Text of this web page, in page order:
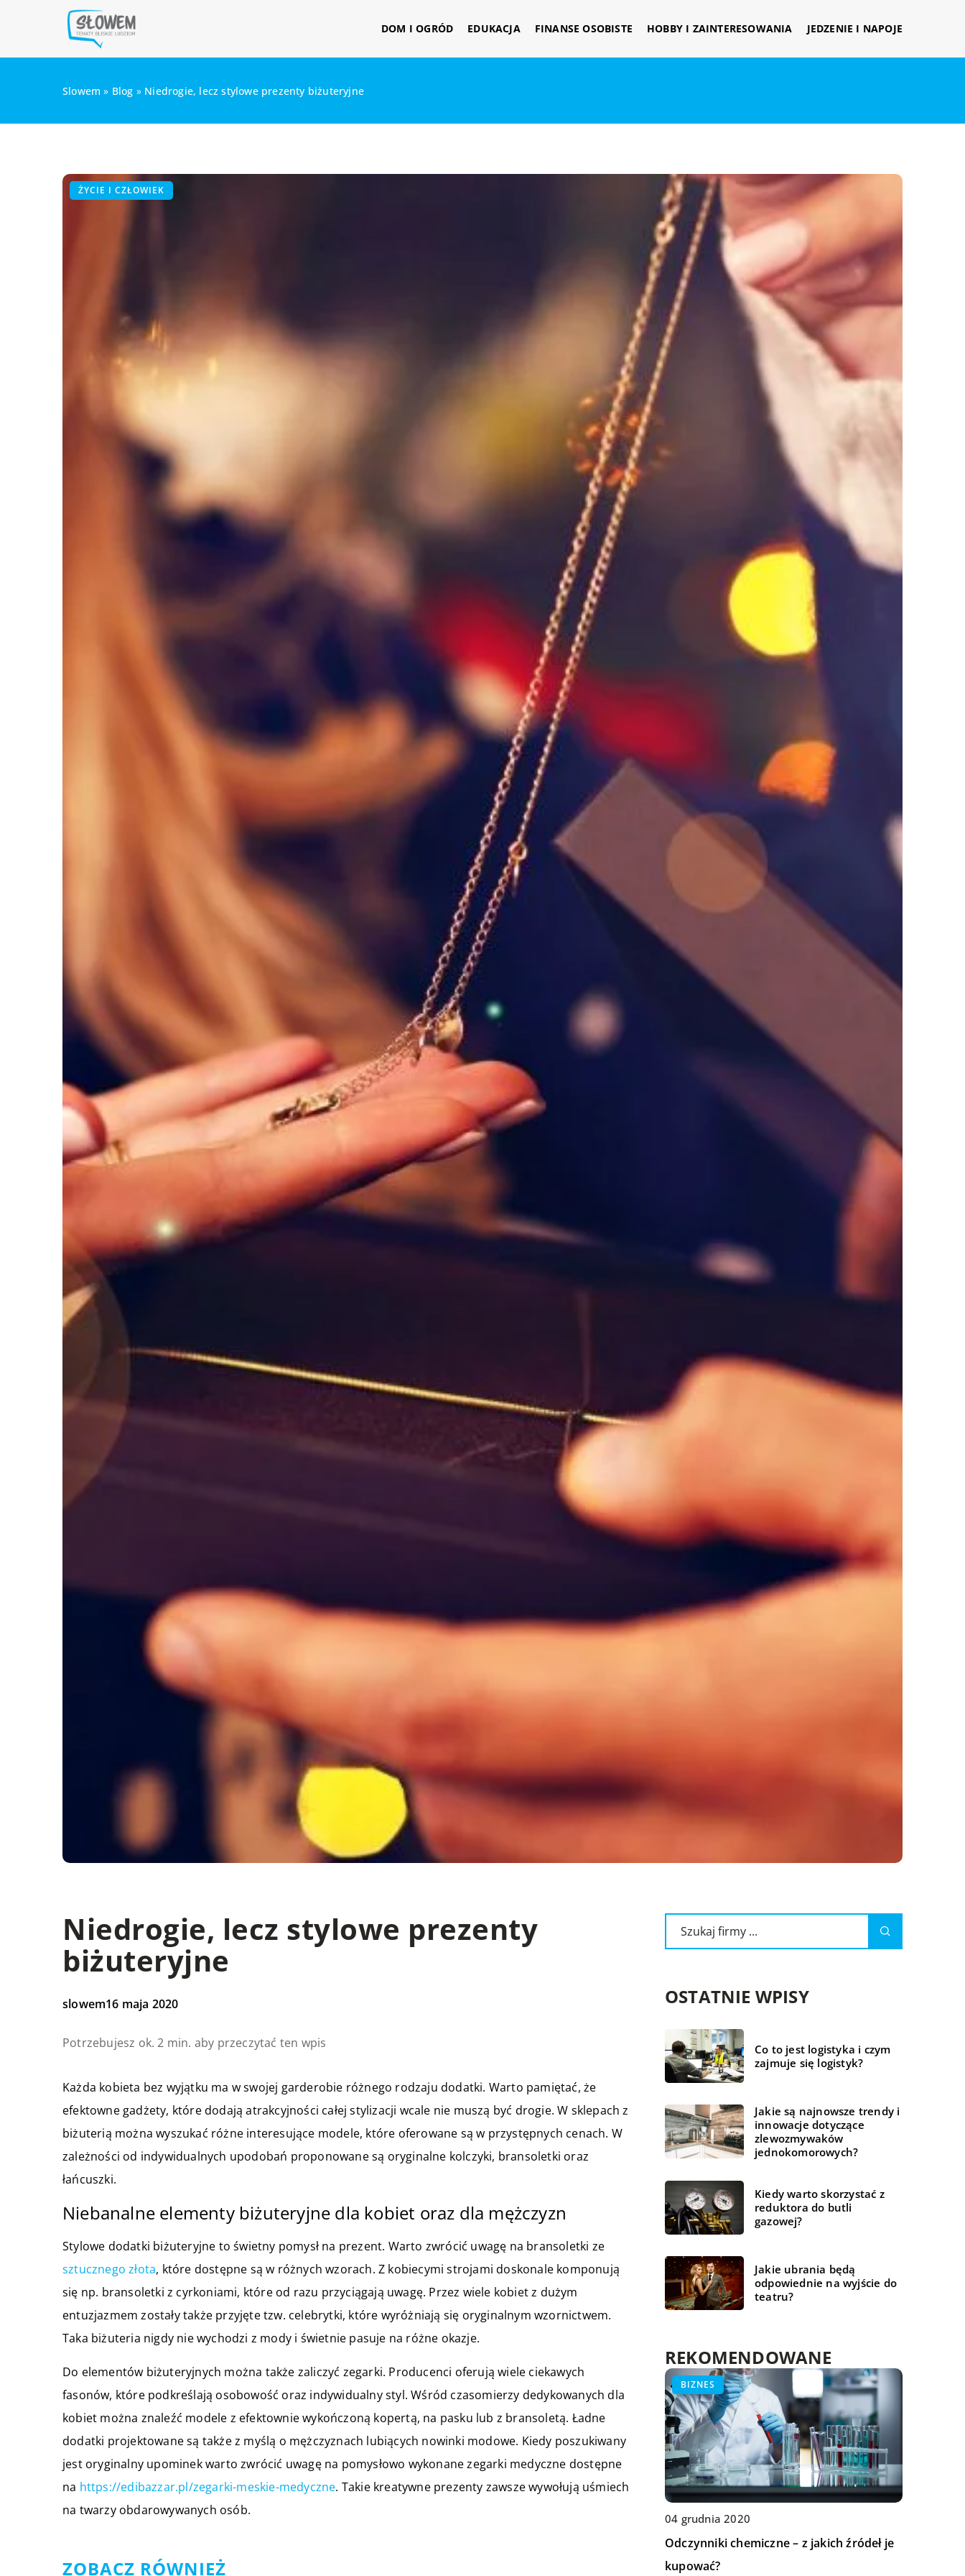
DOM I OGRÓD EDUKACJA FINANSE OSOBISTE HOBBY I ZAINTERESOWANIA JEDZENIE I NAPOJE
Slowem » Blog » Niedrogie, lecz stylowe prezenty biżuteryjne
ŻYCIE I CZŁOWIEK
Niedrogie, lecz stylowe prezenty
biżuteryjne
slowem16 maja 2020
Potrzebujesz ok. 2 min. aby przeczytać ten wpis
Każda kobieta bez wyjątku ma w swojej garderobie różnego rodzaju dodatki. Warto pamiętać, że
efektowne gadżety, które dodają atrakcyjności całej stylizacji wcale nie muszą być drogie. W sklepach z
biżuterią można wyszukać różne interesujące modele, które oferowane są w przystępnych cenach. W
zależności od indywidualnych upodobań proponowane są oryginalne kolczyki, bransoletki oraz
łańcuszki.
Niebanalne elementy biżuteryjne dla kobiet oraz dla mężczyzn
Stylowe dodatki biżuteryjne to świetny pomysł na prezent. Warto zwrócić uwagę na bransoletki ze
sztucznego złota, które dostępne są w różnych wzorach. Z kobiecymi strojami doskonale komponują
się np. bransoletki z cyrkoniami, które od razu przyciągają uwagę. Przez wiele kobiet z dużym
entuzjazmem zostały także przyjęte tzw. celebrytki, które wyróżniają się oryginalnym wzornictwem.
Taka biżuteria nigdy nie wychodzi z mody i świetnie pasuje na różne okazje.
Do elementów biżuteryjnych można także zaliczyć zegarki. Producenci oferują wiele ciekawych
fasonów, które podkreślają osobowość oraz indywidualny styl. Wśród czasomierzy dedykowanych dla
kobiet można znaleźć modele z efektownie wykończoną kopertą, na pasku lub z bransoletą. Ładne
dodatki projektowane są także z myślą o mężczyznach lubiących nowinki modowe. Kiedy poszukiwany
jest oryginalny upominek warto zwrócić uwagę na pomysłowo wykonane zegarki medyczne dostępne
na https://edibazzar.pl/zegarki-meskie-medyczne. Takie kreatywne prezenty zawsze wywołują uśmiech
na twarzy obdarowywanych osób.
ZOBACZ RÓWNIEŻ
OSTATNIE WPISY
Co to jest logistyka i czym
zajmuje się logistyk?
Jakie są najnowsze trendy i
innowacje dotyczące
zlewozmywaków
jednokomorowych?
Kiedy warto skorzystać z
reduktora do butli
gazowej?
Jakie ubrania będą
odpowiednie na wyjście do
teatru?
REKOMENDOWANE
WSZYSTKO WOKÓŁ DOMU
17 sierpnia 2019
Rodzaje żyrandoli
BIZNES
04 grudnia 2020
Odczynniki chemiczne – z jakich źródeł je
kupować?
ŻYCIE I CZŁOWIEK
13 czerwca 2022
Jak radzić sobie ze stresem?